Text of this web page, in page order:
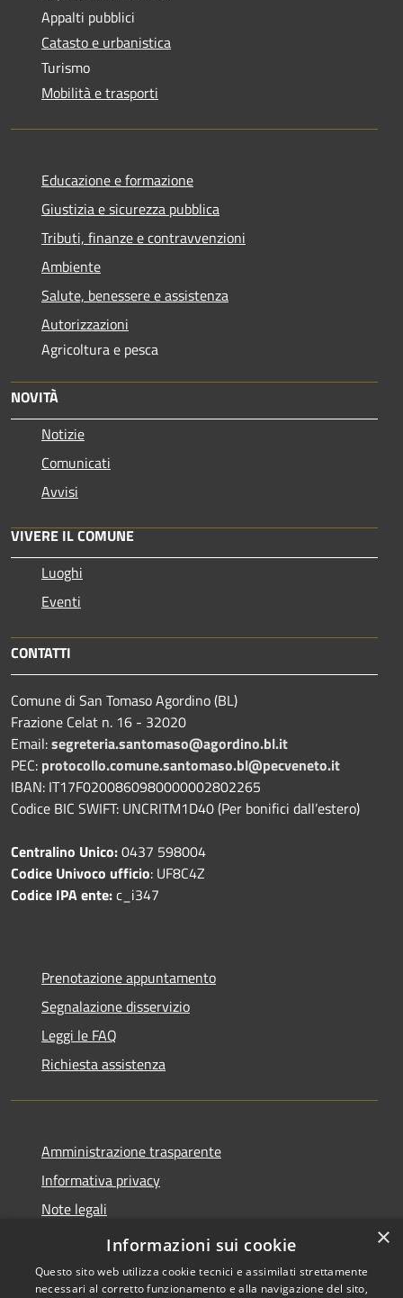
Appalti pubblici
Catasto e urbanistica
Turismo
Mobilità e trasporti
Educazione e formazione
Giustizia e sicurezza pubblica
Tributi, finanze e contravvenzioni
Ambiente
Salute, benessere e assistenza
Autorizzazioni
Agricoltura e pesca
NOVITÀ
Notizie
Comunicati
Avvisi
VIVERE IL COMUNE
Luoghi
Eventi
CONTATTI
Comune di San Tomaso Agordino (BL)
Frazione Celat n. 16 - 32020
Email:segreteria.santomaso@agordino.bl.it
PEC: protocollo.comune.santomaso.bl@pecveneto.it
IBAN: IT17F0200860980000002802265
Codice BIC SWIFT: UNCRITM1D40 (Per bonifici dall’estero)
Centralino Unico:0437 598004
Codice Univoco ufficio: UF8C4Z
Codice IPA ente:c_i347
Prenotazione appuntamento
Segnalazione disservizio
Leggi le FAQ
Richiesta assistenza
Amministrazione trasparente
Informativa privacy
Note legali
Dichiarazione di accessibilità
×
Informazioni sui cookie
Questo sito web utilizza cookie tecnici e assimilati strettamente
necessari al corretto funzionamento e alla navigazione del sito,